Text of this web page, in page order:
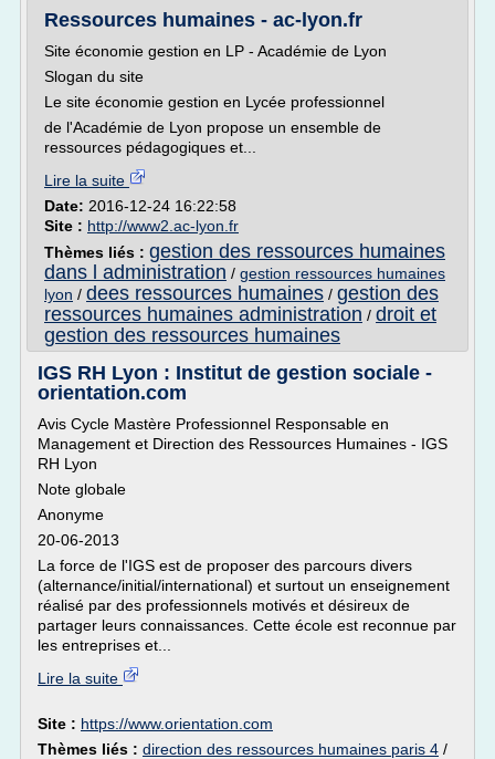
Ressources humaines - ac-lyon.fr
Site économie gestion en LP - Académie de Lyon
Slogan du site
Le site économie gestion en Lycée professionnel
de l'Académie de Lyon propose un ensemble de
ressources pédagogiques et...
Lire la suite
Date: 2016-12-24 16:22:58
Site : http://www2.ac-lyon.fr
Thèmes liés : gestion des ressources humaines
dans l administration / gestion ressources humaines
lyon / dees ressources humaines / gestion des
ressources humaines administration / droit et
gestion des ressources humaines
IGS RH Lyon : Institut de gestion sociale -
orientation.com
Avis Cycle Mastère Professionnel Responsable en
Management et Direction des Ressources Humaines - IGS
RH Lyon
Note globale
Anonyme
20-06-2013
La force de l'IGS est de proposer des parcours divers
(alternance/initial/international) et surtout un enseignement
réalisé par des professionnels motivés et désireux de
partager leurs connaissances. Cette école est reconnue par
les entreprises et...
Lire la suite
Site : https://www.orientation.com
Thèmes liés : direction des ressources humaines paris 4 /